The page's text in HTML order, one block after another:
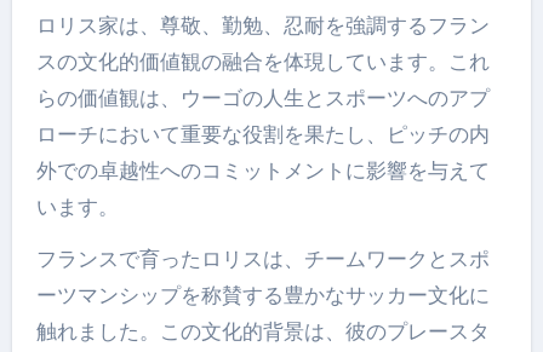
ロリス家は、尊敬、勤勉、忍耐を強調するフラン
スの文化的価値観の融合を体現しています。これ
らの価値観は、ウーゴの人生とスポーツへのアプ
ローチにおいて重要な役割を果たし、ピッチの内
外での卓越性へのコミットメントに影響を与えて
います。
フランスで育ったロリスは、チームワークとスポ
ーツマンシップを称賛する豊かなサッカー文化に
触れました。この文化的背景は、彼のプレースタ